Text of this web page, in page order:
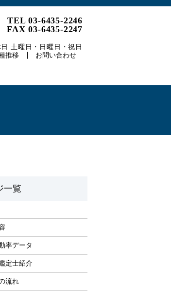
推移 お問い合わせ
TEL 03-6435-2246
FAX 03-6435-2247
土曜日・日曜日・祝日
率データ
定士紹介
流れ